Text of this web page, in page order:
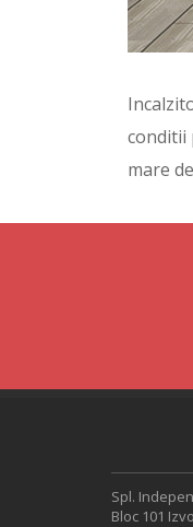
conditii
mare
Spl.
Bloc 101